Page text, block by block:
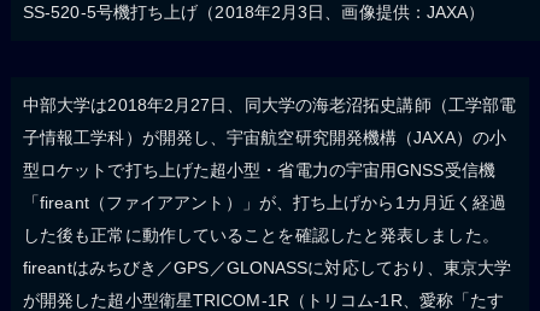
SS-520-5号機打ち上げ（2018年2月3日、画像提供：JAXA）
中部大学は2018年2月27日、同大学の海老沼拓史講師（工学部電
子情報工学科）が開発し、宇宙航空研究開発機構（JAXA）の小
型ロケットで打ち上げた超小型・省電力の宇宙用GNSS受信機
「fireant（ファイアアント）」が、打ち上げから1カ月近く経過
した後も正常に動作していることを確認したと発表しました。
fireantはみちびき／GPS／GLONASSに対応しており、東京大学
が開発した超小型衛星TRICOM-1R（トリコム-1R、愛称「たす